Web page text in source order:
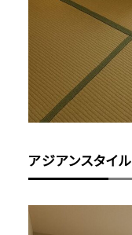
アジアンスタイル